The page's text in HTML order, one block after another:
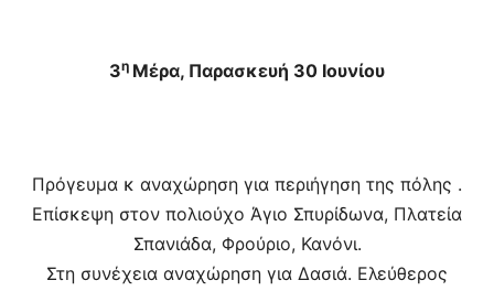
3η Μέρα, Παρασκευή 30 Ιουνίου
Πρόγευμα κ αναχώρηση για περιήγηση της πόλης .
Επίσκεψη στον πολιούχο Άγιο Σπυρίδωνα, Πλατεία
Σπανιάδα, Φρούριο, Κανόνι.
Στη συνέχεια αναχώρηση για Δασιά. Ελεύθερος